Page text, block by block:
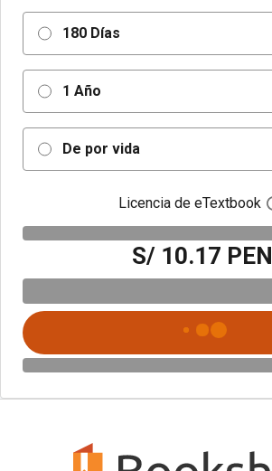
180 Días
1 Año
De por vida
Licencia de eTextbook
S/ 10.17 PEN